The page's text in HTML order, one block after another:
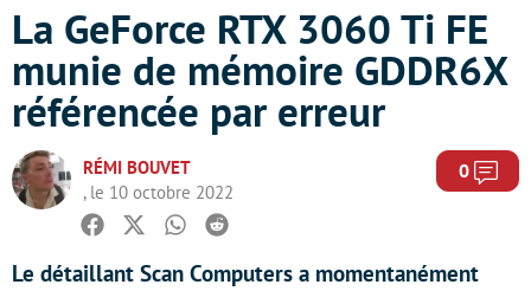
La GeForce RTX 3060 Ti FE
munie de mémoire GDDR6X
référencée par erreur
RÉMI BOUVET
, le 10 octobre 2022
0
Facebook
TwitterWhatsapp
Reddit
Le détaillant Scan Computers a momentanément